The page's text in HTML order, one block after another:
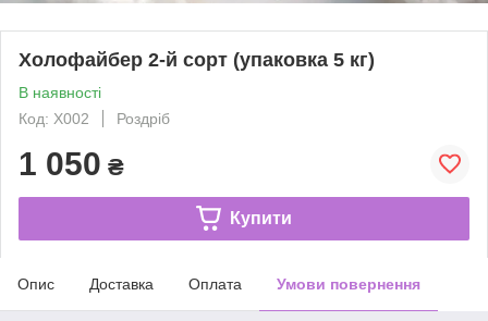
Холофайбер 2-й сорт (упаковка 5 кг)
В наявності
Код: X002
Роздріб
1 050 ₴
Купити
Опис Доставка Оплата Умови повернення